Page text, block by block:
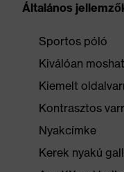
Általános
Sportos póló
Kiválóan
Kiemelt
Kontrasztos
Nyakcímke
Kerek nyakú